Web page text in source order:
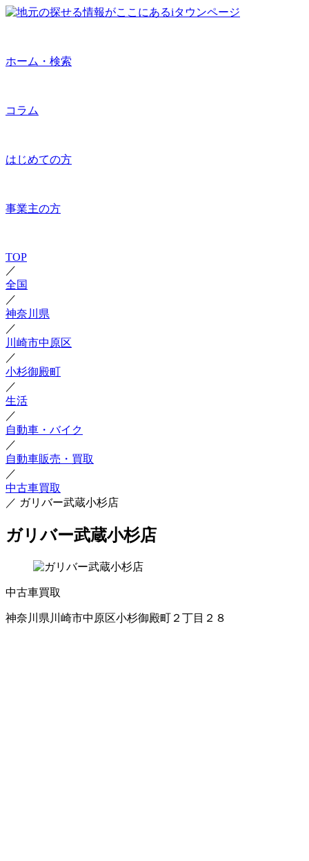
ホーム・検索
コラム
はじめての方
事業主の方
TOP
／
全国
／
神奈川県
／
川崎市中原区
／
小杉御殿町
／
生活
／
自動車・バイク
／
自動車販売・買取
／
中古車買取
／ ガリバー武蔵小杉店
ガリバー武蔵小杉店
中古車買取
神奈川県川崎市中原区小杉御殿町２丁目２８